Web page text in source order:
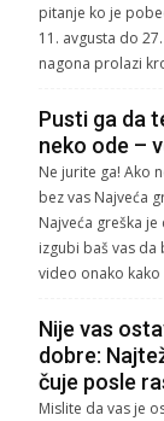
pitanje ko je
11. avgusta do
nagona prolazi
Pusti ga da
neko ode –
Ne jurite ga! Ako
bez vas Najveća
Najveća greška
izgubi baš vas da
video onako
Nije vas
dobre:
čuje posle
Mislite da vas je